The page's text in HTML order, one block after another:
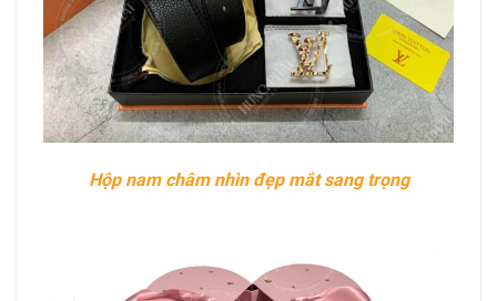
Hộp nam châm nhìn đẹp mắt sang trọng